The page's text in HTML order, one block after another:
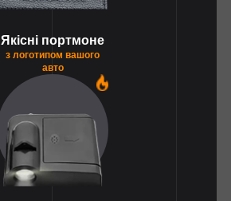
Якісні портмоне
з логотипом вашого
авто